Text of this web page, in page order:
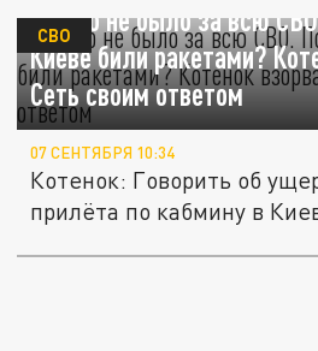
Такого не было за всю
Киеве били ракетами?
Сеть своим ответом
СВО
07 СЕНТЯБРЯ 10:34
Котенок: Говорить об
прилёта по кабмину в